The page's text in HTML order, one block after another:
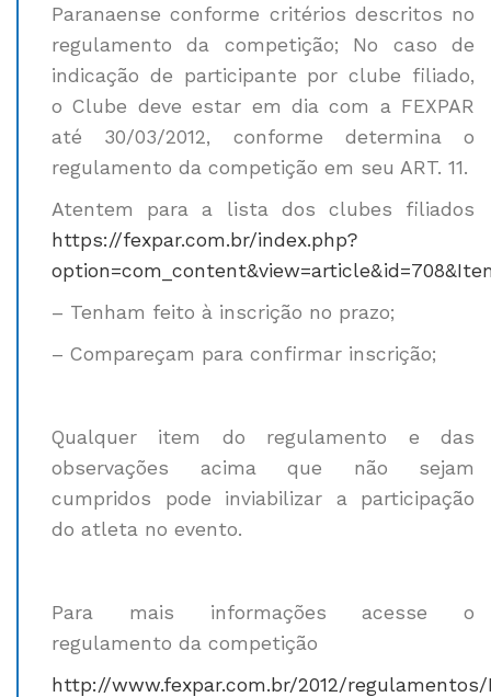
Paranaense conforme critérios descritos no
regulamento da competição; No caso de
indicação de participante por clube filiado,
o Clube deve estar em dia com a FEXPAR
até 30/03/2012, conforme determina o
regulamento da competição em seu ART. 11.
Atentem para a lista dos clubes filiados
https://fexpar.com.br/index.php?
– Tenham feito à inscrição no prazo;
– Compareçam para confirmar inscrição;
Qualquer item do regulamento e das
observações acima que não sejam
cumpridos pode inviabilizar a participação
do atleta no evento.
Para mais informações acesse o
regulamento da competição
http://www.fexpar.com.br/2012/regulamentos/